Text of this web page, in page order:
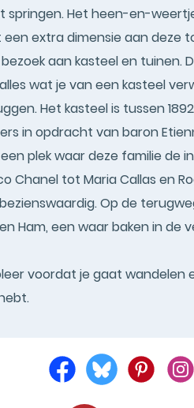
springen. Het heen-en-
extra dimensie aan deze
aan kasteel en tuinen.
wat je van een kasteel
Het kasteel is tussen
in opdracht van baron
plek waar deze familie de
Chanel tot Maria Callas en
Op de
Ham, een waar baken in de
voordat je gaat wandelen